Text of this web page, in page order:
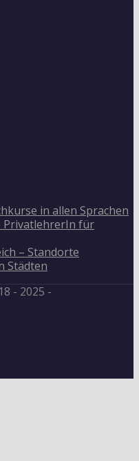
in allen Sprachen
PrivatlehrerIn für
– Standorte
Städten
- 2025 -